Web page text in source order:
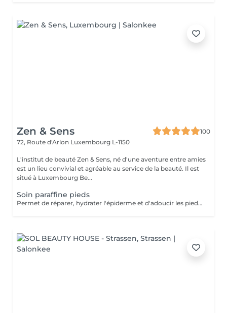
Zen & Sens
100
72, Route d'Arlon Luxembourg L-1150
L'institut de beauté Zen & Sens, né d'une aventure entre amies
est un lieu convivial et agréable au service de la beauté. Il est
situé à Luxembourg Be...
Soin paraffine pieds
Permet de réparer, hydrater l'épiderme et d'adoucir les pieds abimés ou désséchés. Parfait lors d'une pédicure.